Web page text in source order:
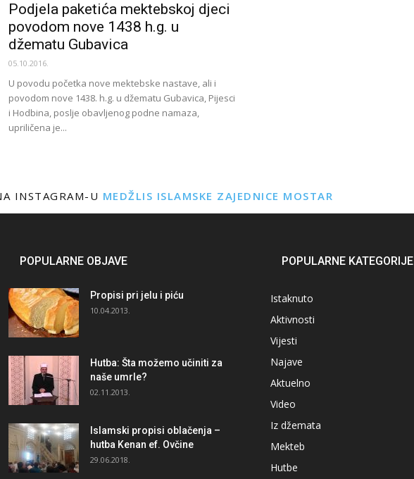
Podjela paketića mektebskoj djeci
povodom nove 1438 h.g. u
džematu Gubavica
05.10.2016.
U povodu početka nove mektebske nastave, ali i
povodom nove 1438. h.g. u džematu Gubavica, Pijesci
i Hodbina, poslje obavljenog podne namaza,
upriličena je...
INSTAGRAM-U MEDŽLIS ISLAMSKE ZAJEDNICE MOSTAR
POPULARNE OBJAVE
Propisi pri jelu i piću
10.04.2013.
Hutba: Šta možemo učiniti za
naše umrle?
02.11.2013.
Islamski propisi oblačenja –
hutba Kenan ef. Ovčine
29.06.2018.
POPULARNE KATEGORIJE
Istaknuto
Aktivnosti
Vijesti
Najave
Aktuelno
Video
Iz džemata
Mekteb
Hutbe